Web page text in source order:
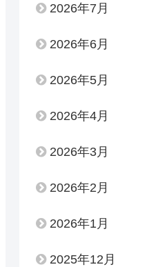
2026年7月
2026年6月
2026年5月
2026年4月
2026年3月
2026年2月
2026年1月
2025年12月